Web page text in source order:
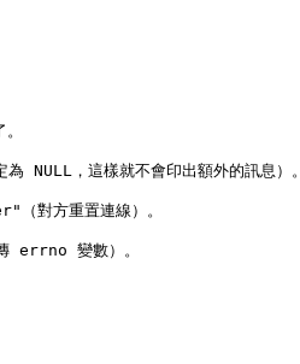
NULL，這樣就不會印出額外的訊息）。
對方重置連線）。
errno 變數）。